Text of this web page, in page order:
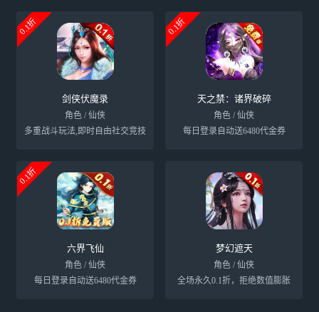
0.1折
剑侠伏魔录
角色 / 仙侠
多重战斗玩法,即时自由社交竞技
0.1折
天之禁：诸界破碎
角色 / 仙侠
每日登录自动送6480代金券
0.1折
六界飞仙
角色 / 仙侠
每日登录自动送6480代金券
梦幻遮天
角色 / 仙侠
全场永久0.1折，拒绝数值膨胀